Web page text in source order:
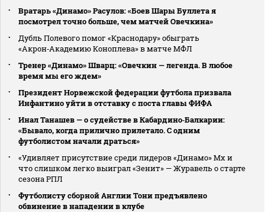
Вратарь «Динамо» Расулов: «Боев Шары Буллета я
посмотрел точно больше, чем матчей Овечкина»
Дубль Полевого помог «Краснодару» обыграть
«Акрон‑Академию Коноплева» в матче МФЛ
Тренер «Динамо» Шварц: «Овечкин — легенда. В любое
время мы его ждем»
Президент Норвежской федерации футбола призвала
Инфантино уйти в отставку с поста главы ФИФА
Инал Танашев — о судействе в Кабардино‑Балкарии:
«Бывало, когда прилично прилетало. С одним
футболистом начали драться»
«Удивляет присутствие среди лидеров «Динамо» Мх и
что слишком легко выиграл «Зенит» — Журавель о старте
сезона РПЛ
Футболисту сборной Англии Тони предъявлено
обвинение в нападении в клубе